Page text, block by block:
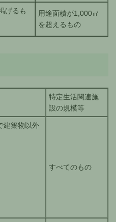
げるも
用途面積が1,000㎡
を超えるもの
特定生活関連施
設の規模等
建築物以外
すべてのもの